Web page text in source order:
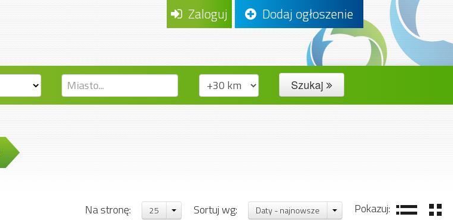
Zaloguj Dodaj ogłoszenie
Szukaj
Pokazuj:
Sortuj wg: Daty - najnowsze
Na stronę: 25